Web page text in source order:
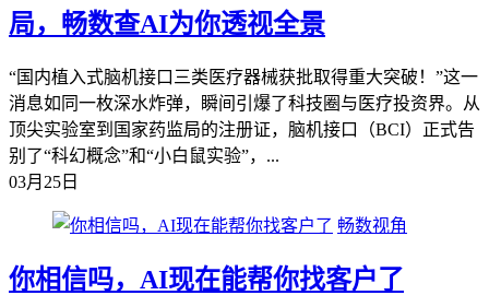
局，畅数查AI为你透视全景
“国内植入式脑机接口三类医疗器械获批取得重大突破！”这一
消息如同一枚深水炸弹，瞬间引爆了科技圈与医疗投资界。从
顶尖实验室到国家药监局的注册证，脑机接口（BCI）正式告
别了“科幻概念”和“小白鼠实验”，...
03月25日
畅数视角
你相信吗，AI现在能帮你找客户了